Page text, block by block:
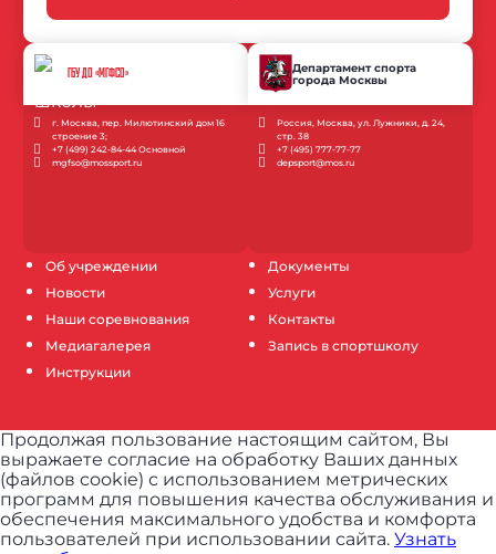
Об учреждении
Новости
Наши соревнования
Медиагалерея
Инструкции
Документы
Услуги
Контакты
Запись в спортшколу
ГБУ ДО «МГФСО»
г. Москва, пер. Милютинский дом 16
строение 3;
+7 (499) 242-84-44 Основной
mgfso@mossport.ru
Департамент спорта
города Москвы
Россия, Москва, ул. Лужники, д. 24,
стр. 38
+7 (495) 777-77-77
depsport@mos.ru
Продолжая пользование настоящим сайтом, Вы
выражаете согласие на обработку Ваших данных
(файлов cookie) с использованием метрических
программ для повышения качества обслуживания и
обеспечения максимального удобства и комфорта
пользователей при использовании сайта. Узнать